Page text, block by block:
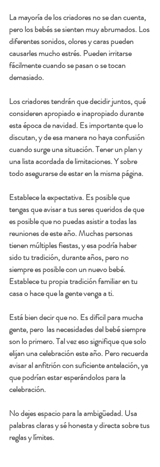
La mayoría de los criadores no se dan cuenta,
pero los bebés se sienten muy abrumados. Los
diferentes sonidos, olores y caras pueden
causarles mucho estrés. Pueden irritarse
fácilmente cuando se pasan o se tocan
demasiado.
Los criadores tendrán que decidir juntos, qué
consideren apropiado e inapropiado durante
esta época de navidad. Es importante que lo
discutan, y de esa manera no haya confusión
cuando surge una situación. Tener un plan y
una lista acordada de limitaciones. Y sobre
todo asegurarse de estar en la misma página.
Establece la expectativa. Es posible que
tengas que avisar a tus seres queridos de que
es posible que no puedas asistir a todas las
reuniones de este año. Muchas personas
tienen múltiples fiestas, y esa podría haber
sido tu tradición, durante años, pero no
siempre es posible con un nuevo bebé.
Establece tu propia tradición familiar en tu
casa o hace que la gente venga a ti.
Está bien decir que no. Es difícil para mucha
gente, pero  las necesidades del bebé siempre
son lo primero. Tal vez eso signifique que solo
elijan una celebración este año. Pero recuerda
avisar al anfitrión con suficiente antelación, ya
que podrían estar esperándolos para la
celebración.
No dejes espacio para la ambigüedad. Usa
palabras claras y sé honesta y directa sobre tus
reglas y límites.